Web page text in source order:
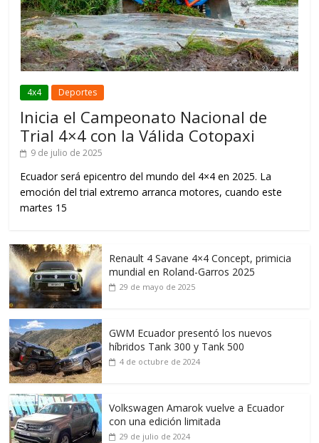
4x4 Deportes
Inicia el Campeonato Nacional de
Trial 4×4 con la Válida Cotopaxi
9 de julio de 2025
Ecuador será epicentro del mundo del 4×4 en 2025. La
emoción del trial extremo arranca motores, cuando este
martes 15
Renault 4 Savane 4×4 Concept, primicia
mundial en Roland-Garros 2025
29 de mayo de 2025
GWM Ecuador presentó los nuevos
híbridos Tank 300 y Tank 500
4 de octubre de 2024
Volkswagen Amarok vuelve a Ecuador
con una edición limitada
29 de julio de 2024